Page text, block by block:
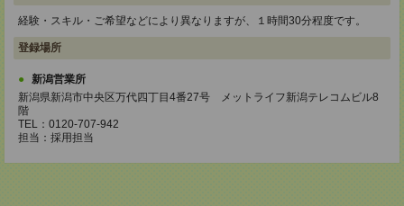
経験・スキル・ご希望などにより異なりますが、１時間30分程度です。
登録場所
新潟営業所
新潟県新潟市中央区万代四丁目4番27号 メットライフ新潟テレコムビル8
階
TEL：0120-707-942
担当：採用担当